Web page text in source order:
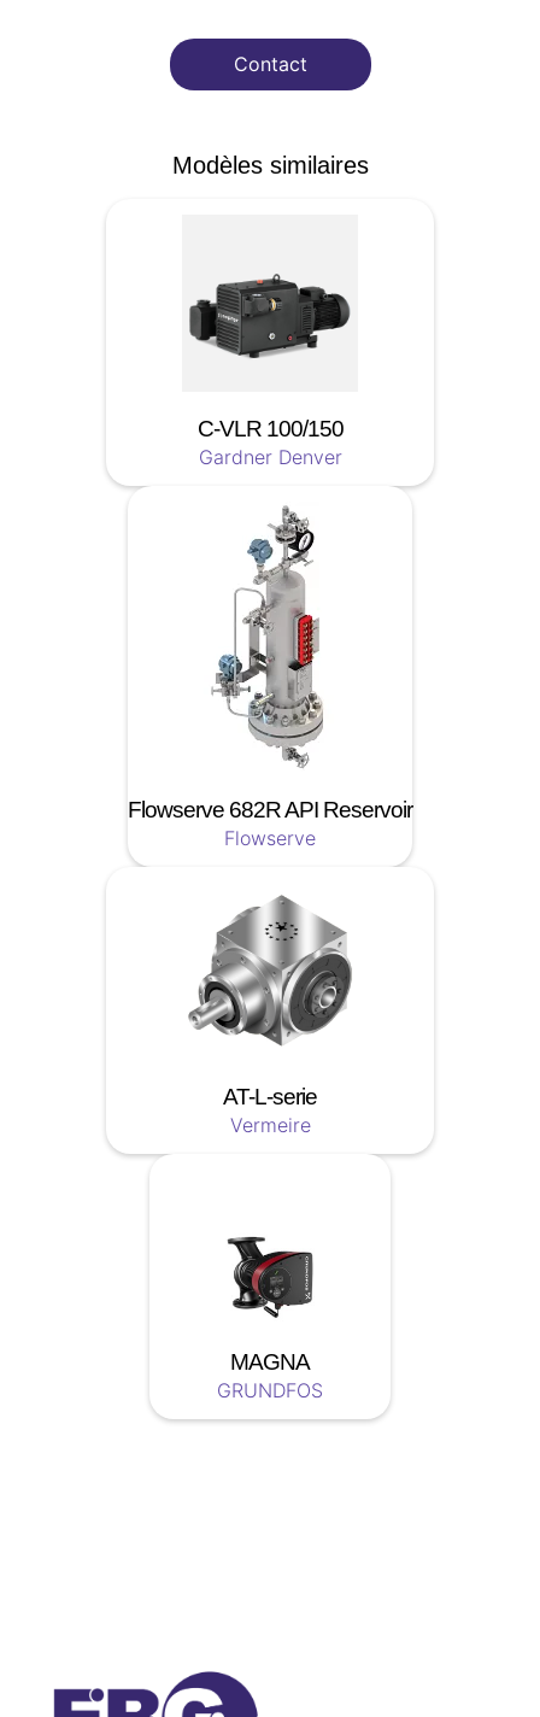
Contact
Modèles similaires
C-VLR 100/150
Gardner Denver
Flowserve 682R API Reservoir
Flowserve
AT-L-serie
Vermeire
MAGNA
GRUNDFOS